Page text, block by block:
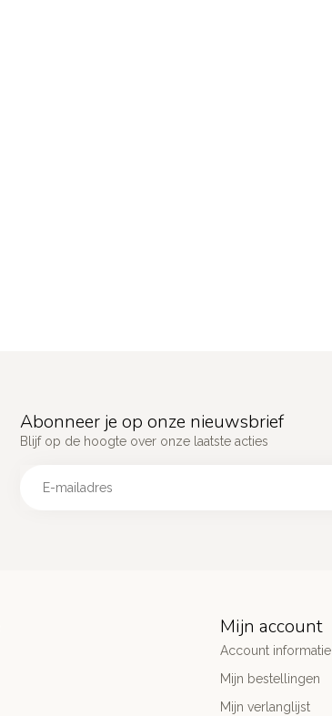
Abonneer je op onze nieuwsbrief
Blijf op de hoogte over onze laatste acties
Mijn account
Account informatie
Mijn bestellingen
Mijn verlanglijst